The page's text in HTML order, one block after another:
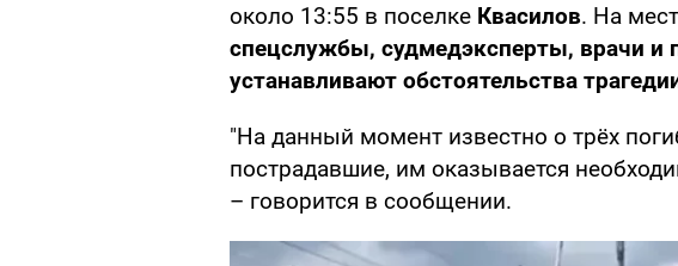
около 13:55 в поселке Квасилов. На
спецслужбы, судмедэксперты, врачи и
устанавливают обстоятельства
"На данный момент известно о трёх
пострадавшие, им оказывается
– говорится в сообщении.